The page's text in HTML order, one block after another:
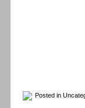
Posted in